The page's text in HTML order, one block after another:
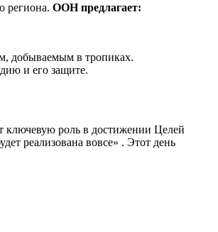
региона. ООН предлагает:
добываемым в тропиках.
и его защите.
ключевую роль в достижении Целей
реализована вовсе» . Этот день